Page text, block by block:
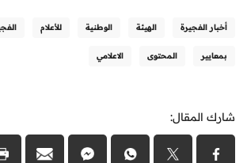
أخبار الفجيرة الهيئة الوطنية للأعلام
بمعايير المحتوى الاعلامي
شارك المقال: